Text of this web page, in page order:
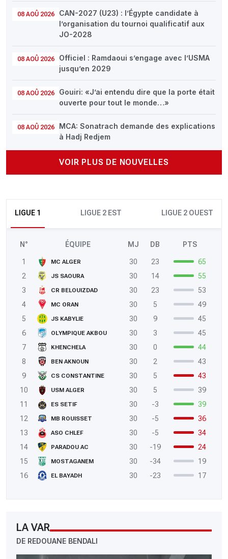
08 AOÛ 2026
CAN-2027 (U23) : l’Égypte candidate à
l’organisation du tournoi qualificatif aux
JO-2028
08 AOÛ 2026
Officiel : Ramdaoui s’engage avec l’USMA
jusqu’en 2029
08 AOÛ 2026
Gouiri: «J’ai entendu dire que la porte était
ouverte pour tout le monde…»
08 AOÛ 2026
MCA: Sonatrach demande des explications
à Hadj Redjem
VOIR PLUS DE NOUVELLES
LIGUE 1 LIGUE 2 EST LIGUE 2 OUEST
N° ÉQUIPE MJ DB PTS
1 MC ALGER 30 23
65
2
JS SAOURA 30 14
55
3
CR BELOUIZDAD 30 23
53
4
MC ORAN 30 5
49
5
JS KABYLIE 30 9
45
6
OLYMPIQUE AKBOU 30 3
45
7
KHENCHELA 30 0
44
8
BEN AKNOUN 30 2
43
9
CS CONSTANTINE 30 5
43
10
USM ALGER 30 5
39
11
ES SETIF 30 -3
39
12
MB ROUISSET 30 -5
36
13
ASO CHLEF 30 -5
34
14
PARADOU AC 30 -19
24
15
MOSTAGANEM 30 -34
19
16
EL BAYADH 30 -23 17
LA VAR
DE REDOUANE BENDALI